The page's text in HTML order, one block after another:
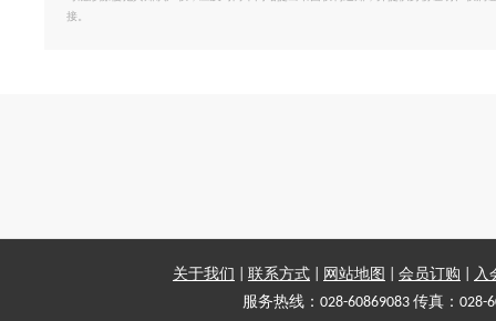
接。
关于我们 联系方式 网站地图 会员订购
入
服务热线：028-60869083 传真：028-